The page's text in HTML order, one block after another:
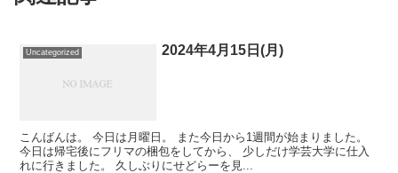
Uncategorized 2024年4月15日(月)
こんばんは。 今日は月曜日。 また今日から1週間が始まりました。
今日は帰宅後にフリマの梱包をしてから、 少しだけ学芸大学に仕入
れに行きました。 久しぶりにせどらーを見...